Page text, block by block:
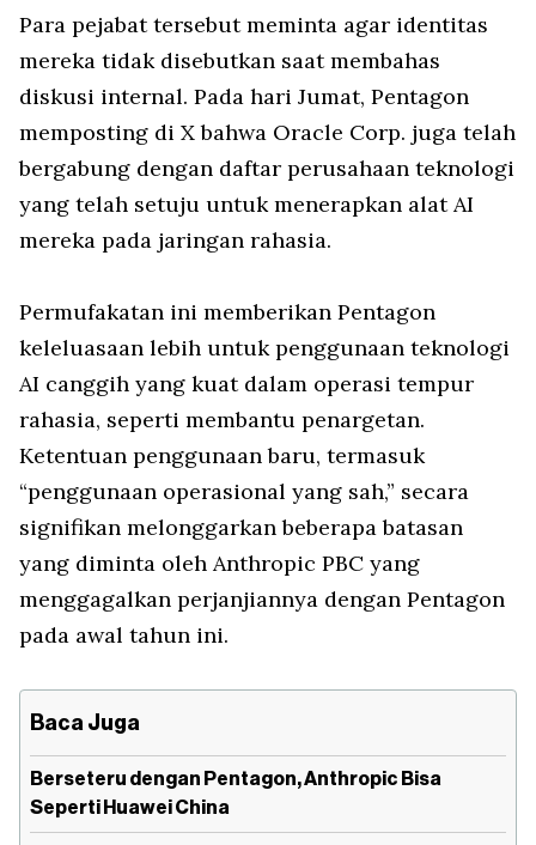
Para pejabat tersebut meminta agar identitas
mereka tidak disebutkan saat membahas
diskusi internal. Pada hari Jumat, Pentagon
memposting di X bahwa Oracle Corp. juga telah
bergabung dengan daftar perusahaan teknologi
yang telah setuju untuk menerapkan alat AI
mereka pada jaringan rahasia.
Permufakatan ini memberikan Pentagon
keleluasaan lebih untuk penggunaan teknologi
AI canggih yang kuat dalam operasi tempur
rahasia, seperti membantu penargetan.
Ketentuan penggunaan baru, termasuk
“penggunaan operasional yang sah,” secara
signifikan melonggarkan beberapa batasan
yang diminta oleh Anthropic PBC yang
menggagalkan perjanjiannya dengan Pentagon
pada awal tahun ini.
Baca Juga
Berseteru dengan Pentagon, Anthropic Bisa
Seperti Huawei China